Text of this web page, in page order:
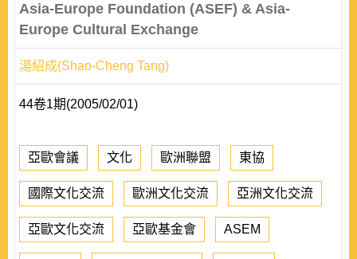
Asia-Europe Foundation (ASEF) & Asia-
Europe Cultural Exchange
湯紹成(Shao-Cheng Tang)
44卷1期(2005/02/01)
亞歐會議 文化 歐洲聯盟 東協
國際文化交流 歐洲文化交流 亞洲文化交流
亞歐文化交流 亞歐基金會 ASEM